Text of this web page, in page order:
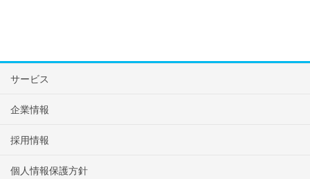
サービス
企業情報
採用情報
個人情報保護方針